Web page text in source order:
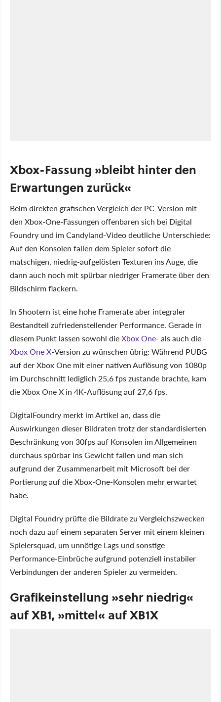
Xbox-Fassung »bleibt hinter den
Erwartungen zurück«
Beim direkten grafischen Vergleich der PC-Version mit
den Xbox-One-Fassungen offenbaren sich bei Digital
Foundry und im Candyland-Video deutliche Unterschiede:
Auf den Konsolen fallen dem Spieler sofort die
matschigen, niedrig-aufgelösten Texturen ins Auge, die
dann auch noch mit spürbar niedriger Framerate über den
Bildschirm flackern.
In Shootern ist eine hohe Framerate aber integraler
Bestandteil zufriedenstellender Performance. Gerade in
diesem Punkt lassen sowohl dieXbox One- als auch die
Xbox One X-Version zu wünschen übrig: Während PUBG
auf der Xbox One mit einer nativen Auflösung von 1080p
im Durchschnitt lediglich 25,6 fps zustande brachte, kam
die Xbox One X in 4K-Auflösung auf 27,6 fps.
DigitalFoundry merkt im Artikel an, dass die
Auswirkungen dieser Bildraten trotz der standardisierten
Beschränkung von 30fps auf Konsolen im Allgemeinen
durchaus spürbar ins Gewicht fallen und man sich
aufgrund der Zusammenarbeit mit Microsoft bei der
Portierung auf die Xbox-One-Konsolen mehr erwartet
habe.
Digital Foundry prüfte die Bildrate zu Vergleichszwecken
noch dazu auf einem separaten Server mit einem kleinen
Spielersquad, um unnötige Lags und sonstige
Performance-Einbrüche aufgrund potenziell instabiler
Verbindungen der anderen Spieler zu vermeiden.
Grafikeinstellung »sehr niedrig«
auf XB1, »mittel« auf XB1X